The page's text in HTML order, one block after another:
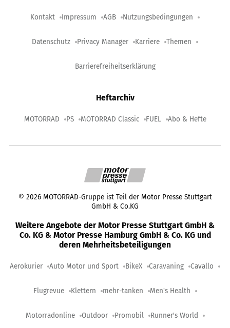
Kontakt Impressum AGB Nutzungsbedingungen
Datenschutz Privacy Manager Karriere Themen
Barrierefreiheitserklärung
Heftarchiv
MOTORRAD PS MOTORRAD Classic FUEL Abo & Hefte
© 2026 MOTORRAD-Gruppe ist Teil der Motor Presse Stuttgart
GmbH & Co.KG
Weitere Angebote der Motor Presse Stuttgart GmbH &
Co. KG & Motor Presse Hamburg GmbH & Co. KG und
deren Mehrheitsbeteiligungen
Aerokurier Auto Motor und Sport BikeX Caravaning Cavallo
Flugrevue Klettern mehr-tanken Men's Health
Motorradonline Outdoor Promobil Runner's World